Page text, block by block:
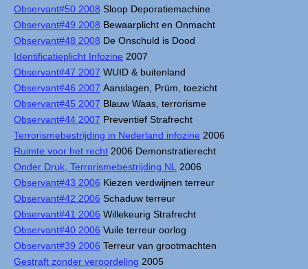
Observant#50 2008 Sloop Deporatiemachine
Observant#49 2008 Bewaarplicht en Onmacht
Observant#48 2008 De Onschuld is Dood
Identificatieplicht Infozine 2007
Observant#47 2007 WUID & buitenland
Observant#46 2007 Aanslagen, Prüm, toezicht
Observant#45 2007 Blauw Waas, terrorisme
Observant#44 2007 Preventief Strafrecht
Terrorismebestrijding in Nederland infozine 2006
Ruimte voor het recht 2006 Demonstratierecht
Onder Druk, Terrorismebestrijding NL
2006
Observant#43 2006 Kiezen verdwijnen terreur
Observant#42 2006 Schaduw terreur
Observant#41 2006 Willekeurig Strafrecht
Observant#40 2006 Vuile terreur oorlog
Observant#39 2006 Terreur van grootmachten
Gestraft zonder veroordeling 2005